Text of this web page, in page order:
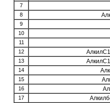
7
8
9
10
11
12
13
14
15
16
17